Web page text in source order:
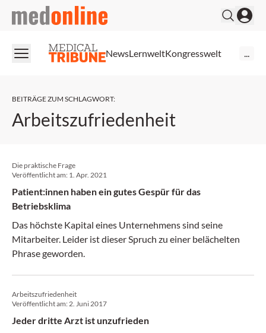
medonline
NewsLernweltKongresswelt
BEITRÄGE ZUM SCHLAGWORT:
Arbeitszufriedenheit
Die praktische Frage
Veröffentlicht am: 1. Apr. 2021
Patient:innen haben ein gutes Gespür für das
Betriebsklima
Das höchste Kapital eines Unternehmens sind seine
Mitarbeiter. Leider ist dieser Spruch zu einer belächelten
Phrase geworden.
Arbeitszufriedenheit
Veröffentlicht am:2. Juni 2017
Jeder dritte Arzt ist unzufrieden